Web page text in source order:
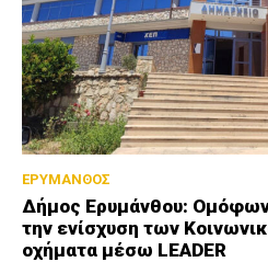
ΕΡΥΜΑΝΘΟΣ
Δήμος Ερυμάνθου:
την ενίσχυση των
οχήματα μέσω LEADER